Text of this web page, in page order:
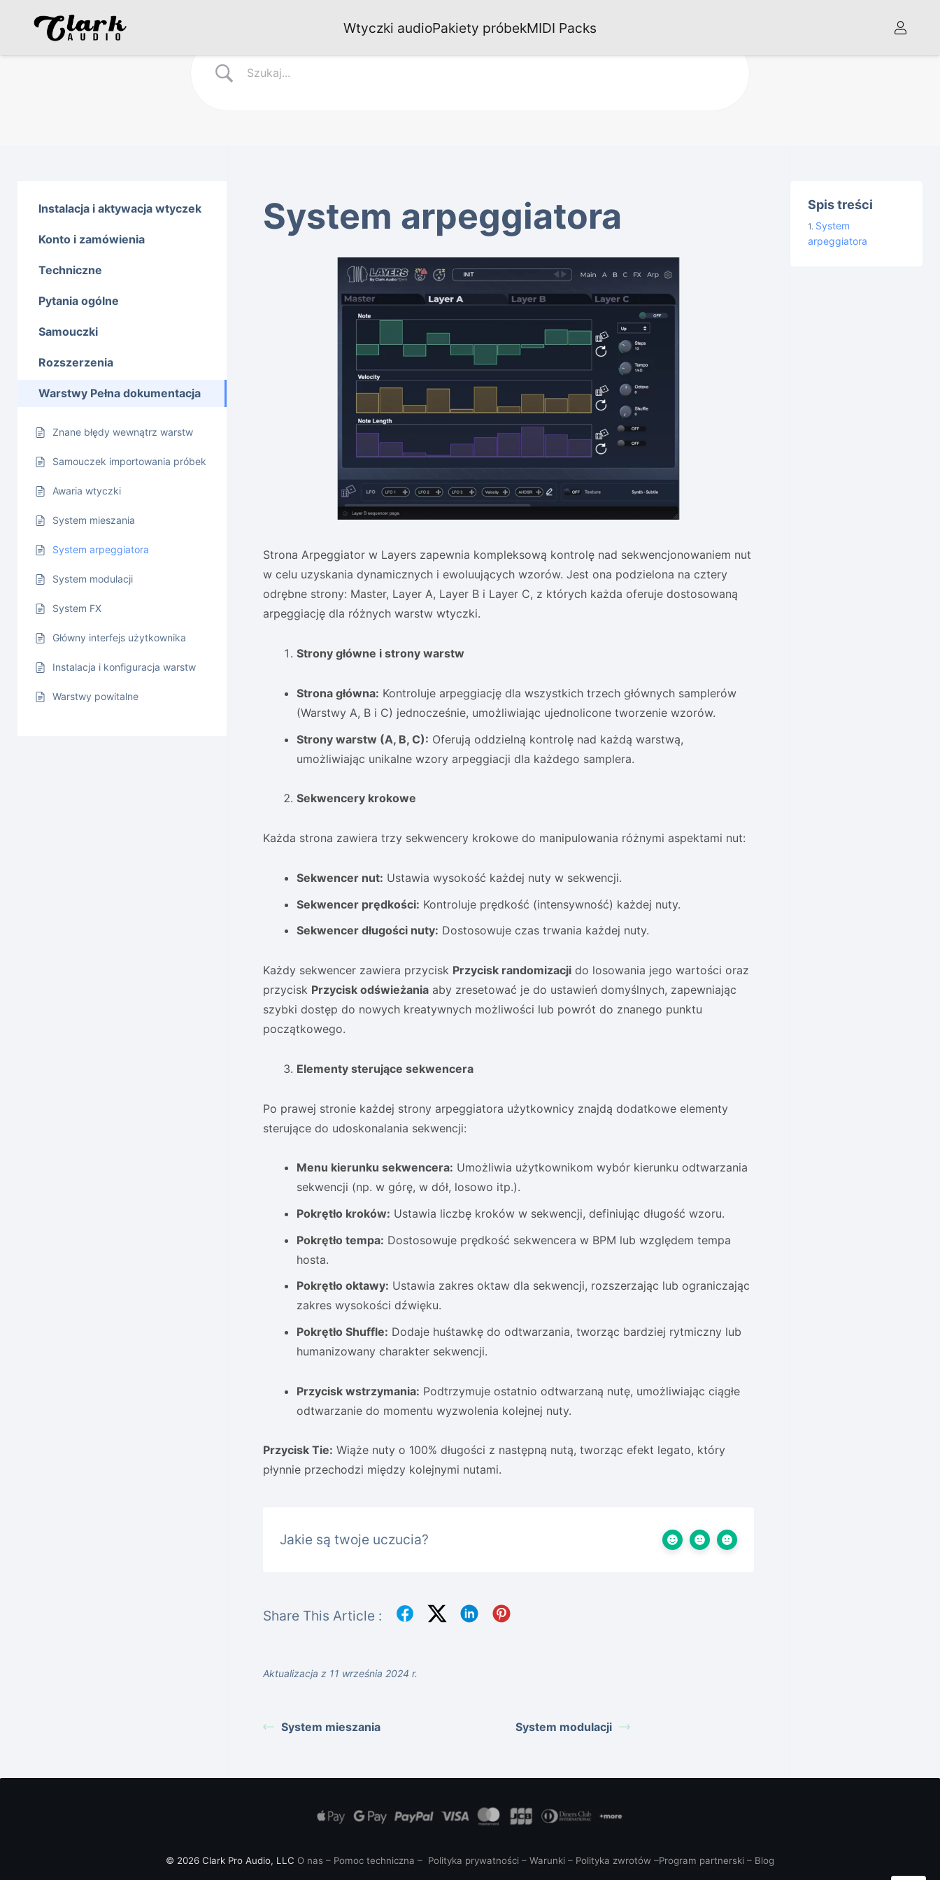
Wtyczki audioPakiety próbekMIDI Packs
Instalacja i aktywacja wtyczek
Konto i zamówienia
Techniczne
Pytania ogólne
Samouczki
Rozszerzenia
Warstwy Pełna dokumentacja
Znane błędy wewnątrz warstw
Samouczek importowania próbek
Awaria wtyczki
System mieszania
System arpeggiatora
System modulacji
System FX
Główny interfejs użytkownika
Instalacja i konfiguracja warstw
Warstwy powitalne
System arpeggiatora
Strona Arpeggiator w Layers zapewnia kompleksową kontrolę nad sekwencjonowaniem nut
w celu uzyskania dynamicznych i ewoluujących wzorów. Jest ona podzielona na cztery
odrębne strony: Master, Layer A, Layer B i Layer C, z których każda oferuje dostosowaną
arpeggiację dla różnych warstw wtyczki.
Strony główne i strony warstw
Strona główna: Kontroluje arpeggiację dla wszystkich trzech głównych samplerów
(Warstwy A, B i C) jednocześnie, umożliwiając ujednolicone tworzenie wzorów.
Strony warstw (A, B, C): Oferują oddzielną kontrolę nad każdą warstwą,
umożliwiając unikalne wzory arpeggiacji dla każdego samplera.
Sekwencery krokowe
Każda strona zawiera trzy sekwencery krokowe do manipulowania różnymi aspektami nut:
Sekwencer nut: Ustawia wysokość każdej nuty w sekwencji.
Sekwencer prędkości: Kontroluje prędkość (intensywność) każdej nuty.
Sekwencer długości nuty: Dostosowuje czas trwania każdej nuty.
Każdy sekwencer zawiera przycisk Przycisk randomizacjido losowania jego wartości oraz
przycisk Przycisk odświeżaniaaby zresetować je do ustawień domyślnych, zapewniając
szybki dostęp do nowych kreatywnych możliwości lub powrót do znanego punktu
początkowego.
Elementy sterujące sekwencera
Po prawej stronie każdej strony arpeggiatora użytkownicy znajdą dodatkowe elementy
sterujące do udoskonalania sekwencji:
Menu kierunku sekwencera: Umożliwia użytkownikom wybór kierunku odtwarzania
sekwencji (np. w górę, w dół, losowo itp.).
Pokrętło kroków: Ustawia liczbę kroków w sekwencji, definiując długość wzoru.
Pokrętło tempa: Dostosowuje prędkość sekwencera w BPM lub względem tempa
hosta.
Pokrętło oktawy: Ustawia zakres oktaw dla sekwencji, rozszerzając lub ograniczając
zakres wysokości dźwięku.
Pokrętło Shuffle: Dodaje huśtawkę do odtwarzania, tworząc bardziej rytmiczny lub
humanizowany charakter sekwencji.
Przycisk wstrzymania: Podtrzymuje ostatnio odtwarzaną nutę, umożliwiając ciągłe
odtwarzanie do momentu wyzwolenia kolejnej nuty.
Przycisk Tie: Wiąże nuty o 100% długości z następną nutą, tworząc efekt legato, który
płynnie przechodzi między kolejnymi nutami.
Jakie są twoje uczucia?
Share This Article :
Aktualizacja z 11 września 2024 r.
System mieszania System modulacji
Spis treści
System
arpeggiatora
© 2026 Clark Pro Audio, LLC O nas – Pomoc techniczna – Polityka prywatności – Warunki – Polityka zwrotów –Program partnerski – Blog